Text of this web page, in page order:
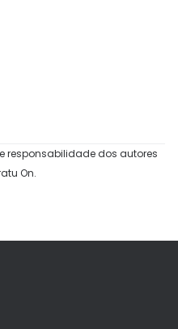
responsabilidade dos autores
On.